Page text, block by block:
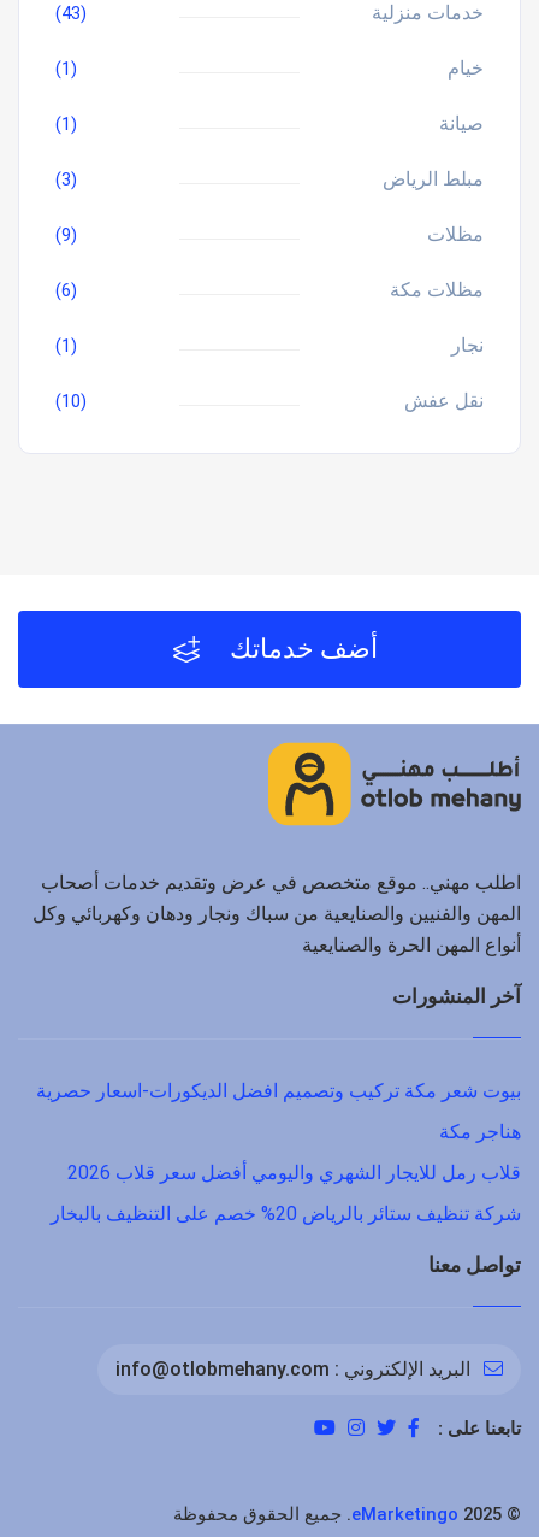
خدمات منزلية (43)
خيام (1)
صيانة (1)
مبلط الرياض (3)
مظلات (9)
مظلات مكة (6)
نجار (1)
نقل عفش (10)
أضف خدماتك
اطلب مهني.. موقع متخصص في عرض وتقديم خدمات أصحاب
المهن والفنيين والصنايعية من سباك ونجار ودهان وكهربائي وكل
أنواع المهن الحرة والصنايعية
آخر المنشورات
بيوت شعر مكة تركيب وتصميم افضل الديكورات-اسعار حصرية
هناجر مكة
قلاب رمل للايجار الشهري واليومي أفضل سعر قلاب 2026
شركة تنظيف ستائر بالرياض 20% خصم على التنظيف بالبخار
تواصل معنا
البريد الإلكتروني : info@otlobmehany.com
تابعنا على :
©
eMarketingo 2025. جميع الحقوق محفوظة